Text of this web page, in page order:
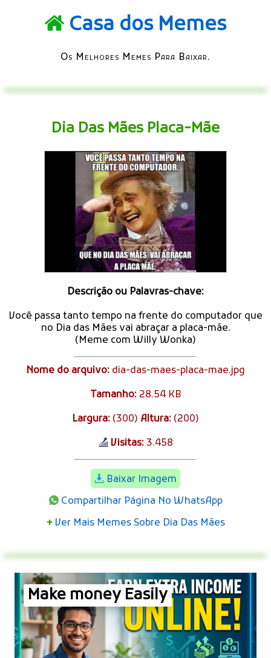
Casa dos Memes
Os Melhores Memes Para Baixar.
Dia Das Mães Placa-Mãe
Descrição ou Palavras-chave:
Você passa tanto tempo na frente do computador que
no Dia das Mães vai abraçar a placa-mãe.
(Meme com Willy Wonka)
Nome do arquivo: dia-das-maes-placa-mae.jpg
Tamanho:28.54 KB
Largura: (300) Altura: (200)
Visitas:3.458
Baixar Imagem
Compartilhar Página No WhatsApp
+ Ver Mais Memes Sobre Dia Das Mães
Make money Easily